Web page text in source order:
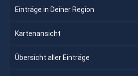
Einträge in Deiner Region
Kartenansicht
Übersicht aller Einträge